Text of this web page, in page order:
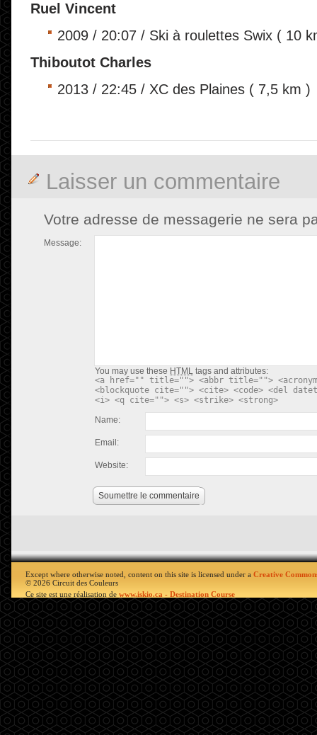
Ruel Vincent
2009 / 20:07 / Ski à roulettes Swix ( 10
Thiboutot Charles
2013 / 22:45 / XC des Plaines ( 7,5 km )
Laisser un commentaire
Votre adresse de messagerie ne sera
Message:
You may use these HTML tags and attributes:
<a href="" title=""> <abbr title="">
<blockquote cite=""> <cite> <code> <del
<i> <q cite=""> <s> <strike> <strong>
Name:
Email:
Website:
Soumettre le commentaire
Except where otherwise noted, content on this site is licensed under a Creative
© 2026 Circuit des Couleurs
Ce site est une réalisation de www.iskio.ca - Destination Course